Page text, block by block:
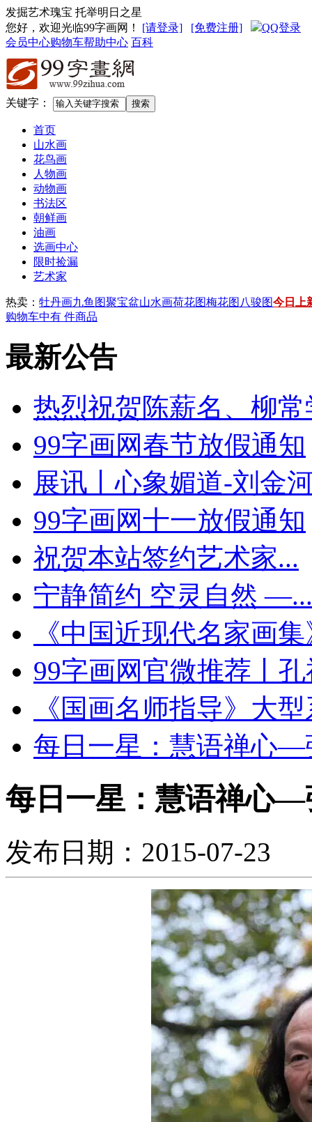
发掘艺术瑰宝 托举明日之星
您好，欢迎光临99字画网 ！ [请登录] [免费注册]
QQ登录
会员中心购物车帮助中心 百科
关键字：
首页
山水画
花鸟画
人物画
动物画
书法区
朝鲜画
油画
选画中心
限时捡漏
艺术家
热卖： 牡丹画九鱼图聚宝盆山水画荷花图梅花图 八骏图今日上
购物车中有 件商品
最新公告
热烈祝贺陈薪名、柳常
99字画网春节放假通知
展讯丨心象媚道-刘金
99字画网十一放假通知
祝贺本站签约艺术家...
宁静简约 空灵自然 —...
《中国近现代名家画
99字画网官微推荐丨
《国画名师指导》大
每日一星：慧语禅心—
每日一星：慧语禅心—
发布日期：2015-07-23